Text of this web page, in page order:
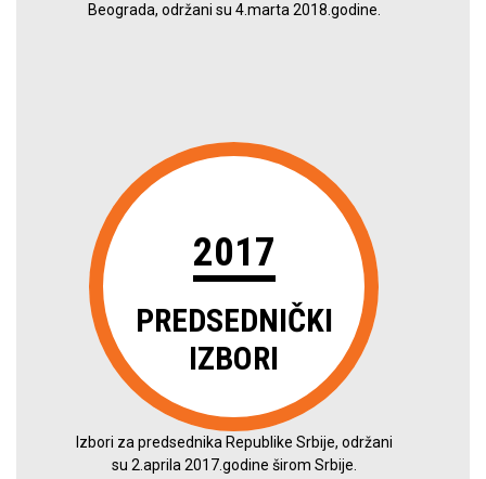
Beograda, održani su 4.marta 2018.godine.
2017
PREDSEDNIČKI
IZBORI
Izbori za predsednika Republike Srbije, održani
su 2.aprila 2017.godine širom Srbije.